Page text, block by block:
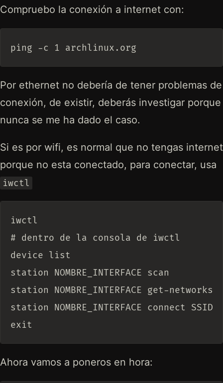
Compruebo la conexión a internet con:
Por ethernet no debería de tener problemas de
conexión, de existir, deberás investigar porque
nunca se me ha dado el caso.
Si es por wifi, es normal que no tengas internet
porque no esta conectado, para conectar, usa
iwctl
iwctl
# dentro de la consola de iwctl
device list
station NOMBRE_INTERFACE scan
station NOMBRE_INTERFACE get-networks
station NOMBRE_INTERFACE connect SSID
Ahora vamos a poneros en hora: